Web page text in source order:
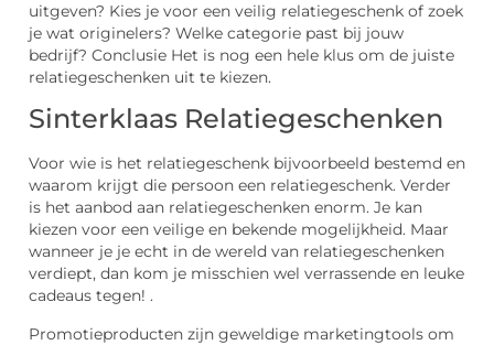
uitgeven? Kies je voor een veilig relatiegeschenk of zoek
je wat originelers? Welke categorie past bij jouw
bedrijf? Conclusie Het is nog een hele klus om de juiste
relatiegeschenken uit te kiezen.
Sinterklaas Relatiegeschenken
Voor wie is het relatiegeschenk bijvoorbeeld bestemd en
waarom krijgt die persoon een relatiegeschenk. Verder
is het aanbod aan relatiegeschenken enorm. Je kan
kiezen voor een veilige en bekende mogelijkheid. Maar
wanneer je je echt in de wereld van relatiegeschenken
verdiept, dan kom je misschien wel verrassende en leuke
cadeaus tegen! .
Promotieproducten zijn geweldige marketingtools om